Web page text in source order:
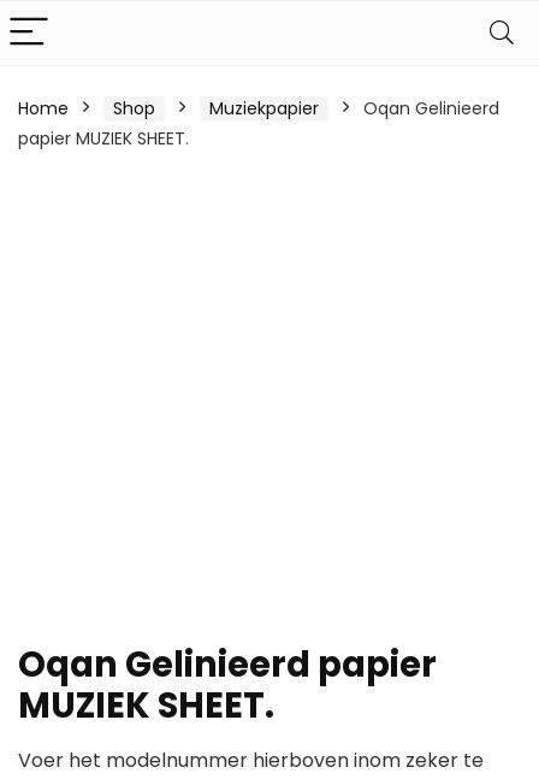
Home Shop Muziekpapier
Oqan Gelinieerd
papier MUZIEK SHEET.
Oqan Gelinieerd papier
MUZIEK SHEET.
Voer het modelnummer hierboven inom zeker te